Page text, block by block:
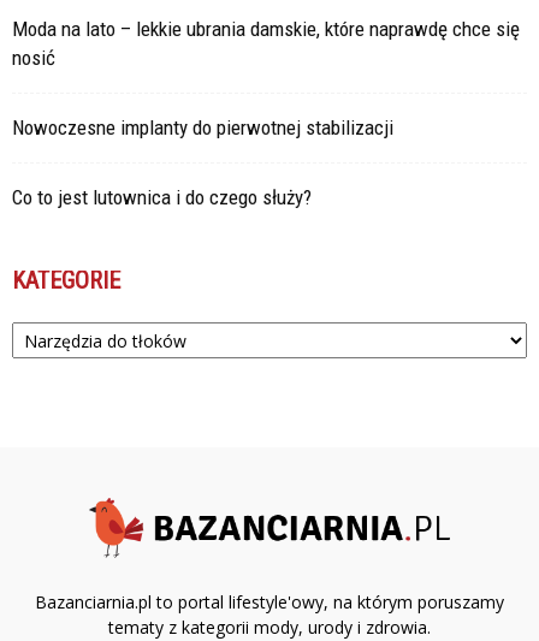
Moda na lato – lekkie ubrania damskie, które naprawdę chce się
nosić
Nowoczesne implanty do pierwotnej stabilizacji
Co to jest lutownica i do czego służy?
KATEGORIE
Kategorie
Bazanciarnia.pl to portal lifestyle'owy, na którym poruszamy
tematy z kategorii mody, urody i zdrowia.